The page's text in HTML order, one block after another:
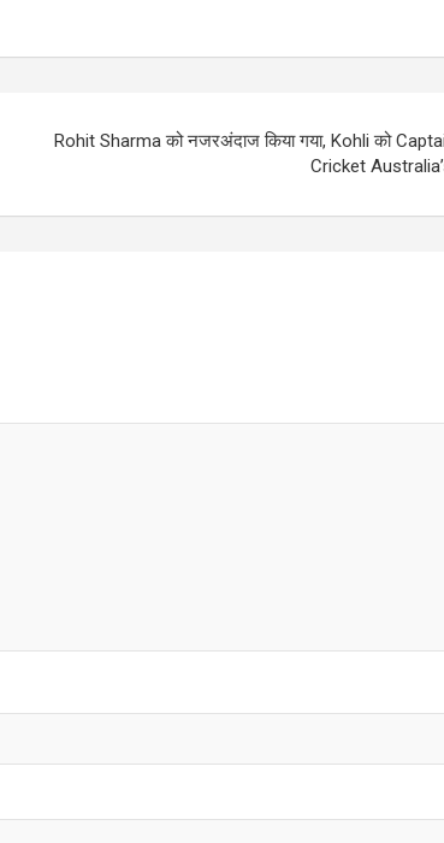
Rohit Sharma को नजरअंदाज किया गया, Kohli को
Cricket